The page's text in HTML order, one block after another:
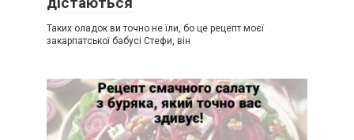
Таких оладок ви точно не їли, бо це рецепт моєї
закарпатської бабусі Стефи, він